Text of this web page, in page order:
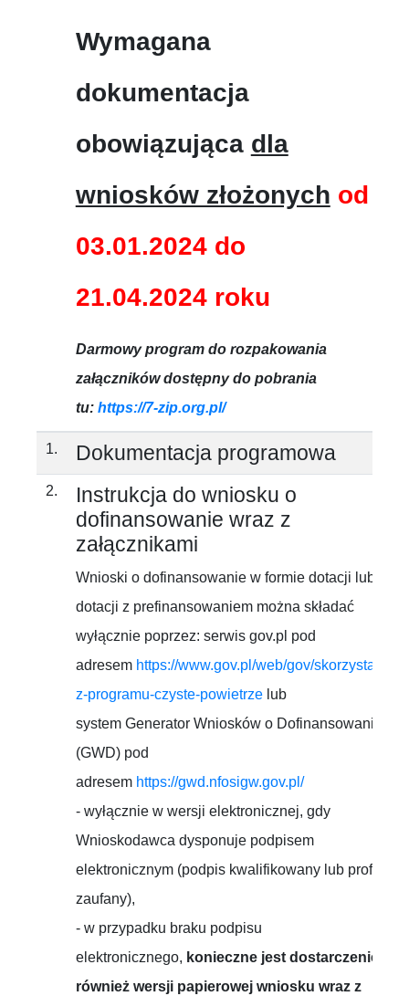
Wymagana
dokumentacja
obowiązująca dla
wniosków złożonych od
03.01.2024 do
21.04.2024 roku
Darmowy program do rozpakowania
załączników dostępny do pobrania
tu: https://7-zip.org.pl/
1. Dokumentacja programowa
2.
Instrukcja do wniosku o
dofinansowanie wraz z
załącznikami
Wnioski o dofinansowanie w formie dotacji lub
dotacji z prefinansowaniem można składać
wyłącznie poprzez: serwis gov.pl pod
adresem https://www.gov.pl/web/gov/skorzystaj-
z-programu-czyste-powietrzelub
system Generator Wniosków o Dofinansowanie
(GWD) pod
adresem https://gwd.nfosigw.gov.pl/
- wyłącznie w wersji elektronicznej, gdy
Wnioskodawca dysponuje podpisem
elektronicznym (podpis kwalifikowany lub profil
zaufany),
- w przypadku braku podpisu
elektronicznego, konieczne jest dostarczenie
również wersji papierowej wniosku wraz z